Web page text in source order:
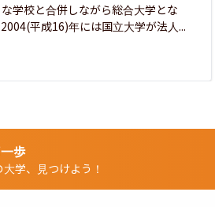
学校と合併しながら総合大学とな
2004(平成16)年には国立大学が法人...
歩
学、見つけよう！